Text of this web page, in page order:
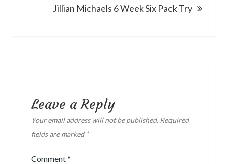
Jillian Michaels 6 Week Six Pack Try
Leave a Reply
Your email address will not be published. Required
fields are marked *
Comment*